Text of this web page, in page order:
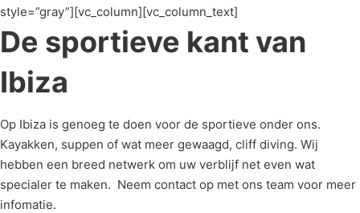
style=”gray”][vc_column][vc_column_text]
De sportieve kant van
Ibiza
Op Ibiza is genoeg te doen voor de sportieve onder ons.
Kayakken, suppen of wat meer gewaagd, cliff diving. Wij
hebben een breed netwerk om uw verblijf net even wat
specialer te maken. Neem contact op met ons team voor meer
infomatie.